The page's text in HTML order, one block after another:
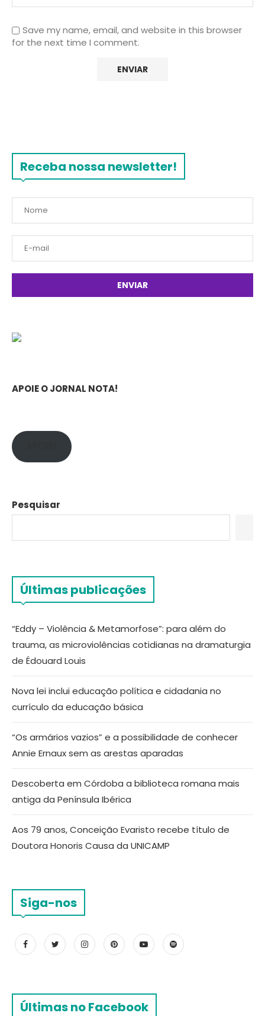
Save my name, email, and website in this browser
for the next time I comment.
Receba nossa newsletter!
APOIE O JORNAL NOTA!
Pesquisar
Últimas publicações
“Eddy – Violência & Metamorfose”: para além do
trauma, as microviolências cotidianas na dramaturgia
de Édouard Louis
Nova lei inclui educação política e cidadania no
currículo da educação básica
“Os armários vazios” e a possibilidade de conhecer
Annie Ernaux sem as arestas aparadas
Descoberta em Córdoba a biblioteca romana mais
antiga da Península Ibérica
Aos 79 anos, Conceição Evaristo recebe título de
Doutora Honoris Causa da UNICAMP
Siga-nos
Últimas no Facebook